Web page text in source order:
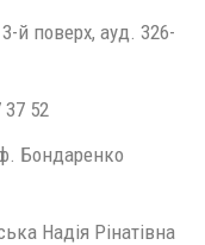
й поверх, ауд. 326-
52
Бондаренко
Надія Рінатівна